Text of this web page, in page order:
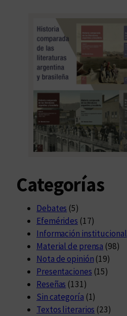
Categorías
Debates (5)
Efemérides (17)
Información institucional
Material de prensa (98)
Nota de opinión (19)
Presentaciones (15)
Reseñas (131)
Sin categoría (1)
Textos literarios (23)